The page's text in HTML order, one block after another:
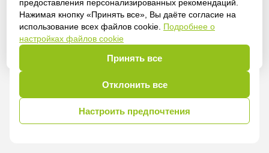
предоставления персонализированных рекомендаций.
Нажимая кнопку «Принять все», Вы даёте согласие на
использование всех файлов cookie. Подробнее о
настройках файлов cookie
Принять все
Отклонить все
Настроить предпочтения
Войти